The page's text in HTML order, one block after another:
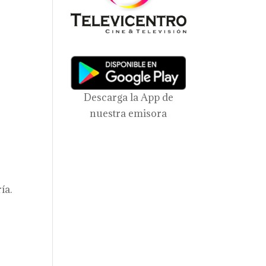
Descarga la App de
nuestra emisora